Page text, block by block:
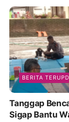
BERITA
Tanggap
Sigap Bantu